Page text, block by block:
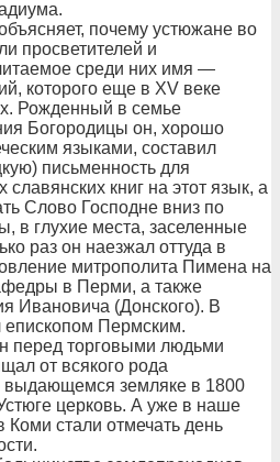
почему устюжане во
просветителей и
среди них имя —
которого еще в XV веке
Рожденный в семье
Богородицы он, хорошо
языками, составил
письменность для
книг на этот язык, а
Слово Господне вниз по
в глухие места, заселенные
раз он наезжал оттуда в
митрополита Пимена на
в Перми, а также
Ивановича (Донского). В
епископом Пермским.
перед торговыми людьми
от всякого рода
выдающемся земляке в 1800
церковь. А уже в наше
Коми стали отмечать день